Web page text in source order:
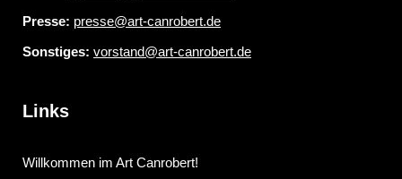
Presse: presse@art-canrobert.de
Sonstiges: vorstand@art-canrobert.de
Links
Willkommen im Art Canrobert!